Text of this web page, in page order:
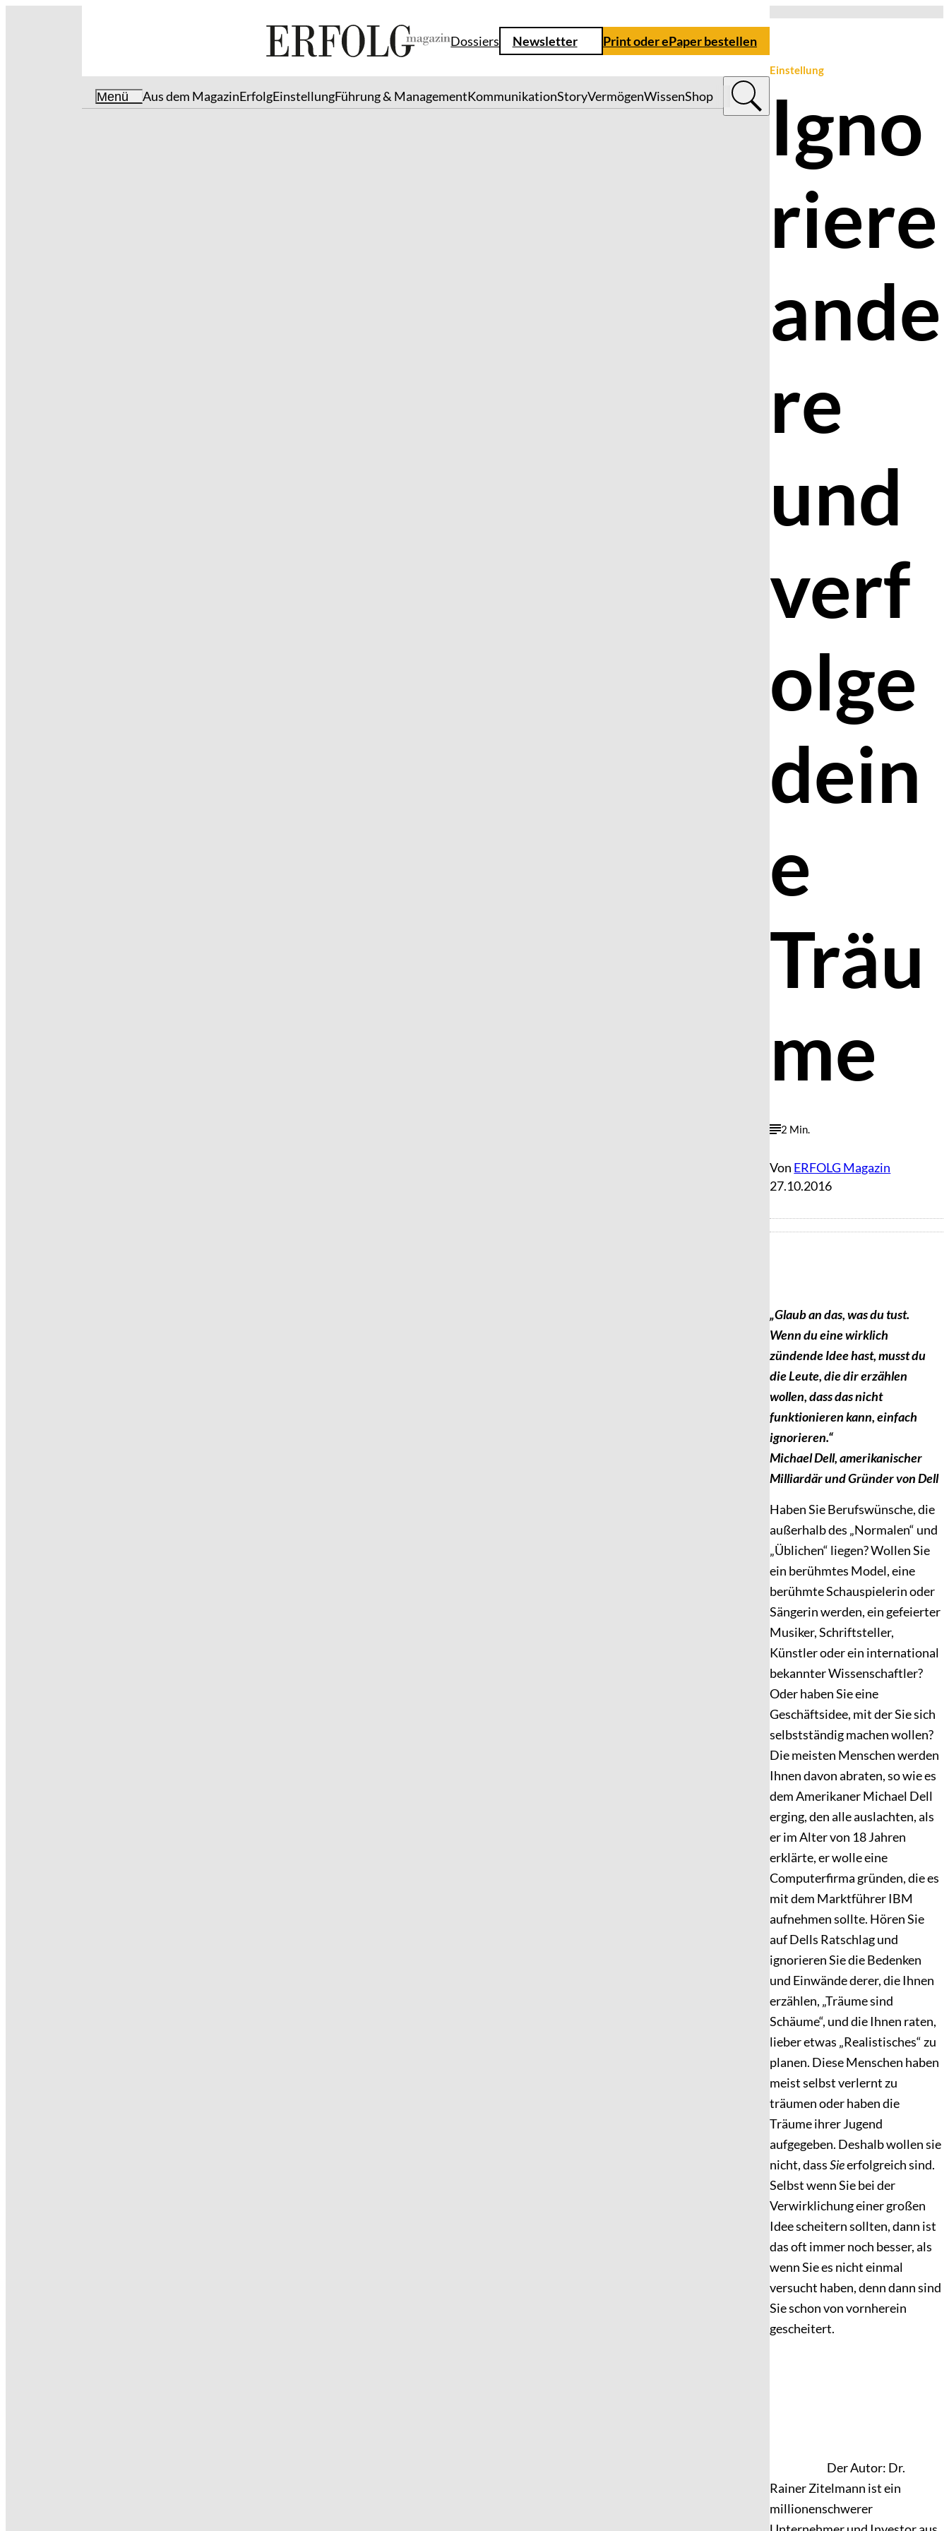
Dossiers Newsletter Print oder ePaper bestellen
Menü Aus dem MagazinErfolgEinstellungFührung & ManagementKommunikationStoryVermögenWissenShop
Einstellung
Igno
riere
ande
re
und
verf
olge
dein
e
Träu
me
2 Min.
Von ERFOLG Magazin
27.10.2016
„Glaub an das, was du tust.
Wenn du eine wirklich
zündende Idee hast, musst du
die Leute, die dir erzählen
wollen, dass das nicht
funktionieren kann, einfach
ignorieren.“
Michael Dell, amerikanischer
Milliardär und Gründer von Dell
Haben Sie Berufswünsche, die
außerhalb des „Normalen“ und
„Üblichen“ liegen? Wollen Sie
ein berühmtes Model, eine
berühmte Schauspielerin oder
Sängerin werden, ein gefeierter
Musiker, Schriftsteller,
Künstler oder ein international
bekannter Wissenschaftler?
Oder haben Sie eine
Geschäftsidee, mit der Sie sich
selbstständig machen wollen?
Die meisten Menschen werden
Ihnen davon abraten, so wie es
dem Amerikaner Michael Dell
erging, den alle auslachten, als
er im Alter von 18 Jahren
erklärte, er wolle eine
Computerfirma gründen, die es
mit dem Marktführer IBM
aufnehmen sollte. Hören Sie
auf Dells Ratschlag und
ignorieren Sie die Bedenken
und Einwände derer, die Ihnen
erzählen, „Träume sind
Schäume“, und die Ihnen raten,
lieber etwas „Realistisches“ zu
planen. Diese Menschen haben
meist selbst verlernt zu
träumen oder haben die
Träume ihrer Jugend
aufgegeben. Deshalb wollen sie
nicht, dassSieerfolgreich sind.
Selbst wenn Sie bei der
Verwirklichung einer großen
Idee scheitern sollten, dann ist
das oft immer noch besser, als
wenn Sie es nicht einmal
versucht haben, denn dann sind
Sie schon von vornherein
gescheitert.
Der Autor: Dr.
Rainer Zitelmann ist ein
millionenschwerer